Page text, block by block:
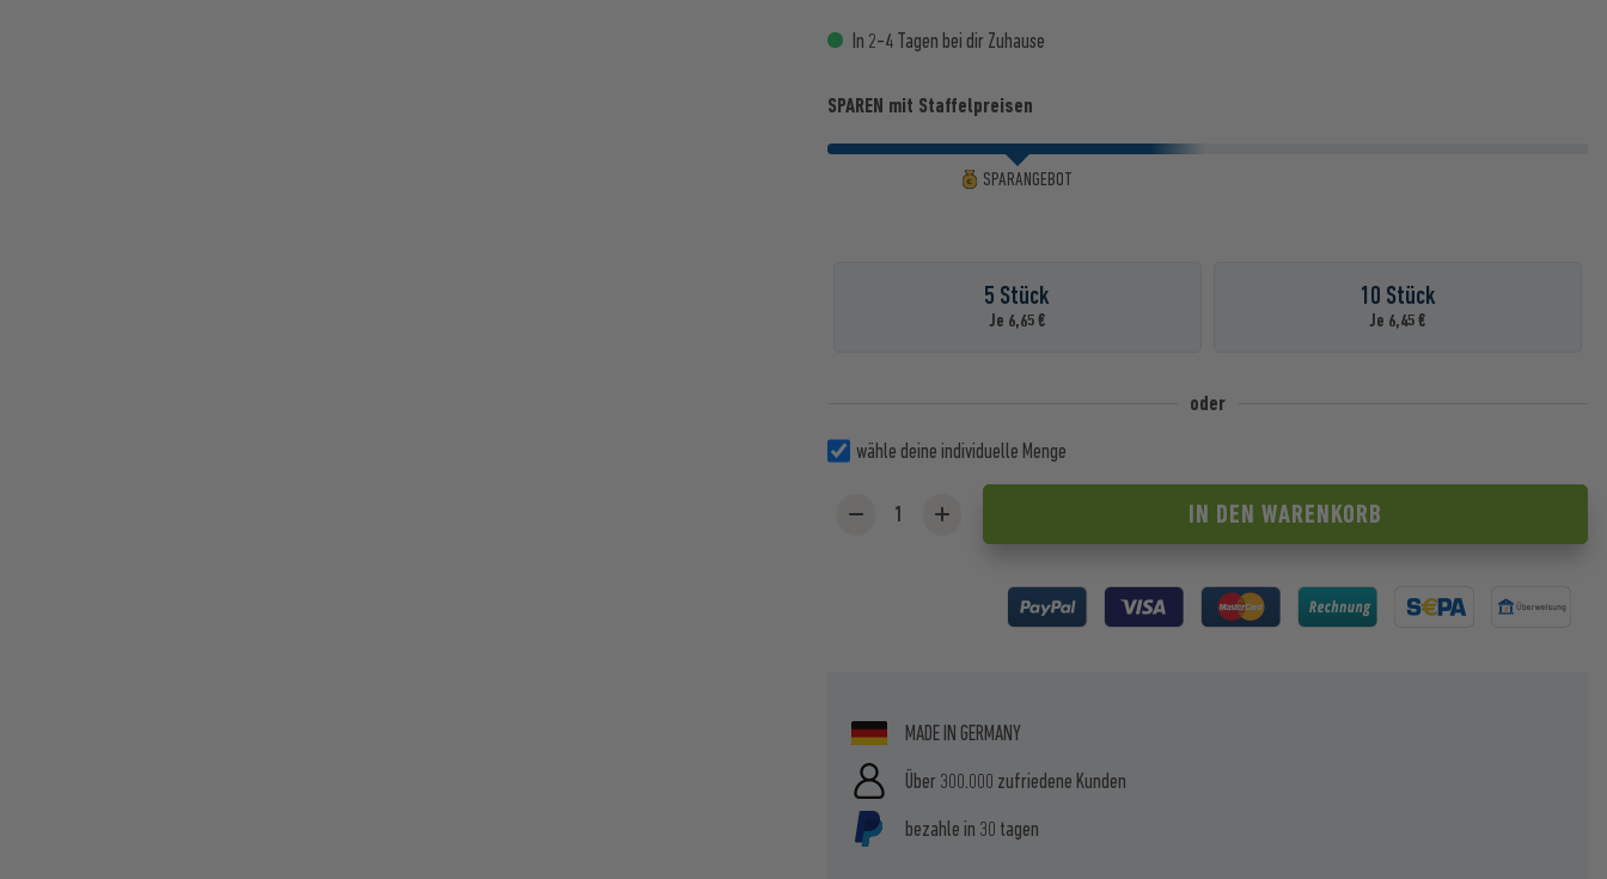
In 2-4 Tagen bei dir Zuhause
SPAREN mit Staffelpreisen
SPARANGEBOT
5 Stück
Je 6,65 €
10 Stück
Je 6,45 €
oder
wähle deine individuelle Menge
IN DEN WARENKORB
MADE IN GERMANY
Über 300.000 zufriedene Kunden
bezahle in 30 tagen